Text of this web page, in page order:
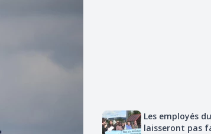
Les employés
laisseront pas